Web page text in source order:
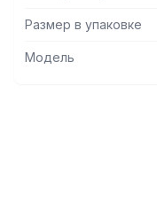
Размер в упаковке
Модель